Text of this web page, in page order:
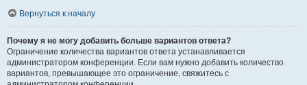
Вернуться к началу
Почему я не могу добавить больше вариантов ответа?
Ограничение количества вариантов ответа устанавливается
администратором конференции. Если вам нужно добавить количество
вариантов, превышающее это ограничение, свяжитесь с